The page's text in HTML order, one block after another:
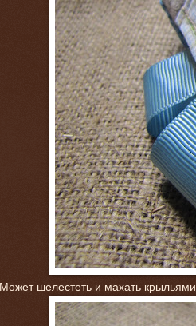
Может шелестеть и махать крыльями.